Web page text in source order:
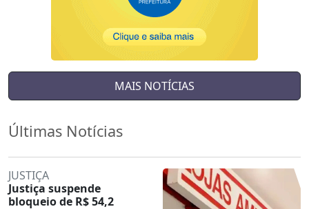
MAIS NOTÍCIAS
Últimas Notícias
JUSTIÇA
Justiça suspende
bloqueio de R$ 54,2